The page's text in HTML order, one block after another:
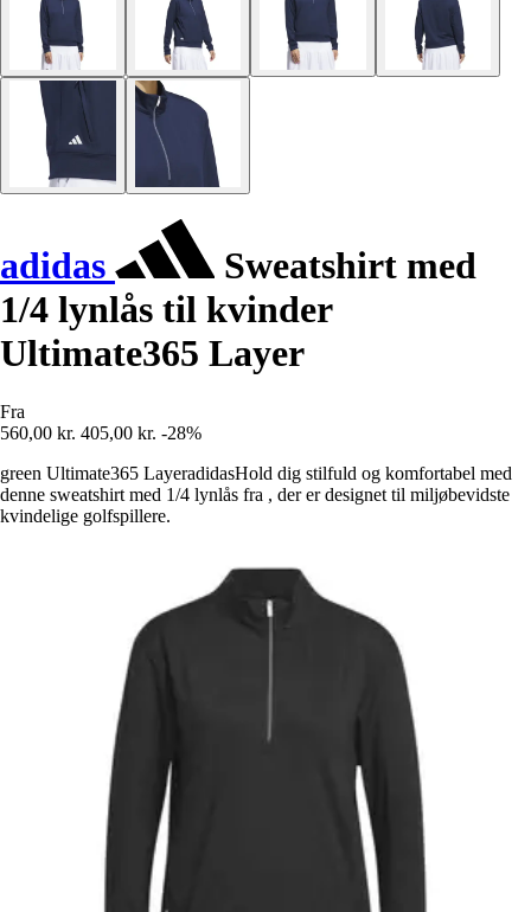
adidas
Sweatshirt med
1/4 lynlås til kvinder
Ultimate365 Layer
Fra
560,00 kr. 405,00 kr. -28%
green Ultimate365 LayeradidasHold dig stilfuld og komfortabel med
denne sweatshirt med 1/4 lynlås fra , der er designet til miljøbevidste
kvindelige golfspillere.